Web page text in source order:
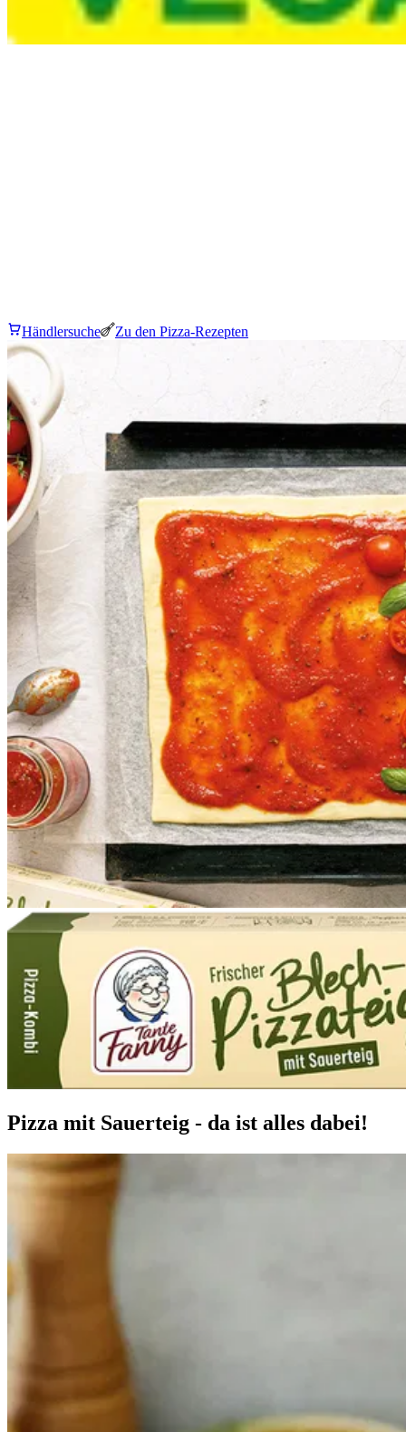
Händlersuche Zu den Pizza-Rezepten
Pizza mit Sauerteig - da ist alles dabei!